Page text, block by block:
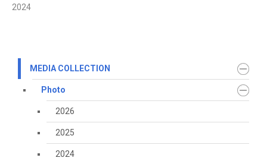
2024
MEDIA COLLECTION
Photo
2026
2025
2024